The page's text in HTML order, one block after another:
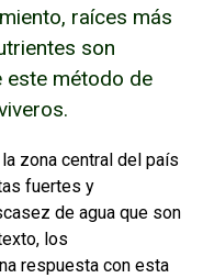
ACADÉMICAS/OS
EGRESADAS/OS
raíces más
son
este método de
zona central del país
fuertes y
de agua que son
los
respuesta con esta